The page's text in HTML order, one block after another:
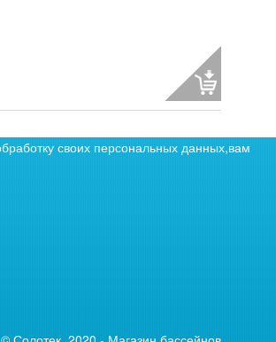
своих персональных данных,вам